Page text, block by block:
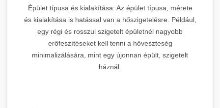
Épület típusa és kialakítása: Az épület típusa, mérete
és kialakítása is hatással van a hőszigetelésre. Például,
egy régi és rosszul szigetelt épületnél nagyobb
erőfeszítéseket kell tenni a hőveszteség
minimalizálására, mint egy újonnan épült, szigetelt
háznál.